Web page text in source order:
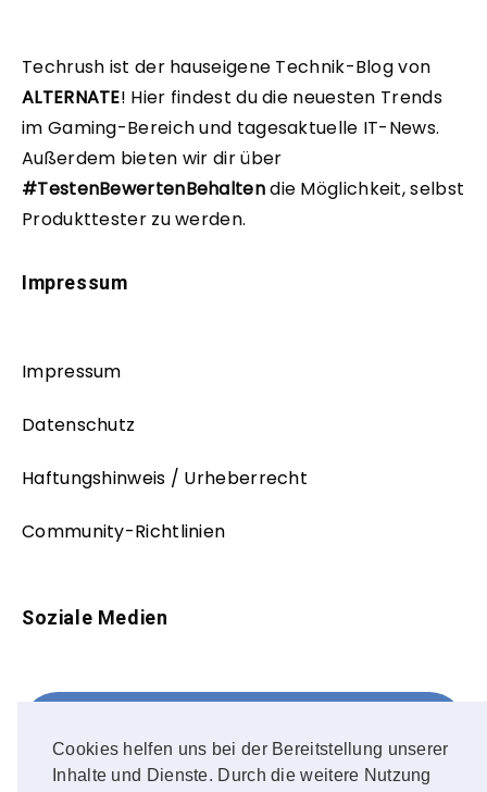
Cookies helfen uns bei der Bereitstellung unserer
Inhalte und Dienste. Durch die weitere Nutzung
Techrush ist der hauseigene Technik-Blog von
ALTERNATE! Hier findest du die neuesten Trends
im Gaming-Bereich und tagesaktuelle IT-News.
Außerdem bieten wir dir über
#TestenBewertenBehaltendie Möglichkeit, selbst
Produkttester zu werden.
Impressum
Impressum
Datenschutz
Haftungshinweis / Urheberrecht
Community-Richtlinien
Soziale Medien
FOLLOW ME!